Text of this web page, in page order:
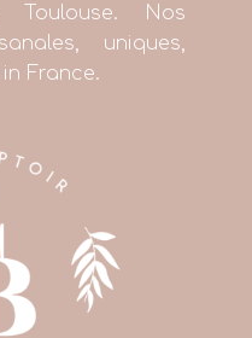
Nos
uniques,
France.